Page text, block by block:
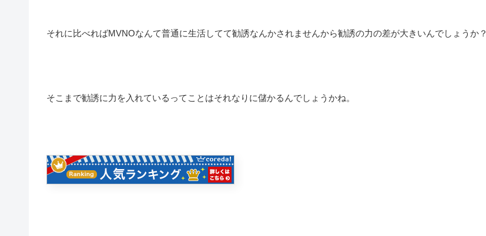
それに比べればMVNOなんて普通に生活してて勧誘なんかされませんから勧誘の力の差が大きいんでしょうか？
そこまで勧誘に力を入れているってことはそれなりに儲かるんでしょうかね。